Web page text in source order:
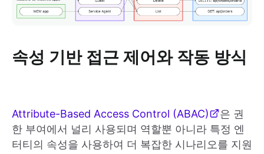
속성 기반 접근 제어와 작동 방식
Attribute-Based Access Control (ABAC)
은 권
한 부여에서 널리 사용되며 역할뿐 아니라 특정 엔
터티의 속성을 사용하여 더 복잡한 시나리오를 지원